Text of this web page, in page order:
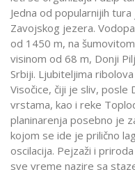
Jedna od popularnijih
Zavojskog jezera.
od 1450 m, na
visinom od 68 m, Donji
Srbiji. Ljubiteljima
Visočice, čiji je sliv, posle
vrstama, kao i reke
planinarenja posebno je
kojom se ide je prilično
oscilacija. Pejzaži i
sve vreme nazire sa